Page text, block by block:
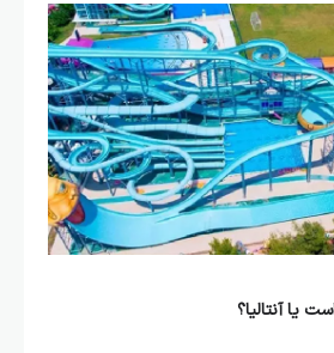
یا آنتالیا؟